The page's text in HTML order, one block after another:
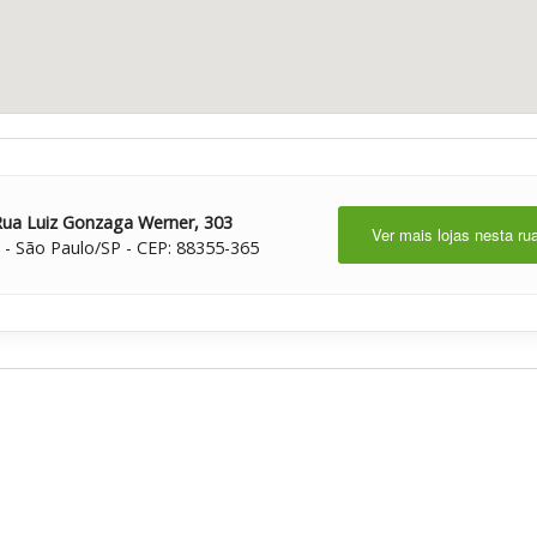
Luiz Gonzaga Werner, 303
São Paulo/SP - CEP: 88355-365
Ver mais lojas nesta